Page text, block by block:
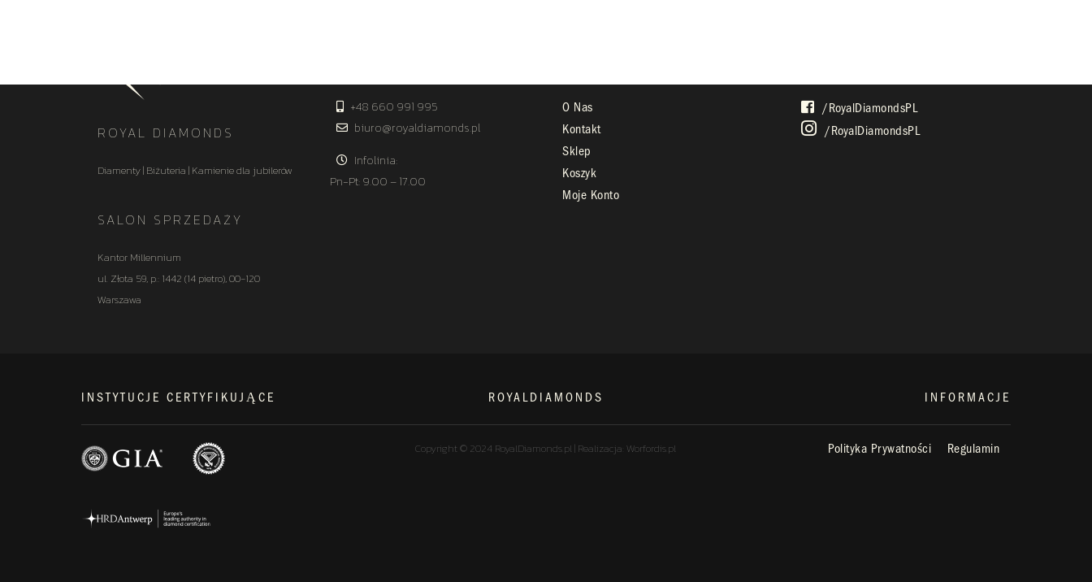
ROYAL DIAMONDS
Diamenty | Biżuteria | Kamienie dla jubilerów
SALON SPRZEDAŻY
Kantor Millennium
ul. Złota 59, p.: 1442 (14 pietro), 00-120
Warszawa
+48 660 991 995
biuro@royaldiamonds.pl
Infolinia:
Pn-Pt: 9.00 – 17.00
O Nas
Kontakt
Sklep
Koszyk
Moje Konto
/royalDiamondsPL
/royalDiamondsPL
INSTYTUCJE CERTYFIKUJĄCE ROYALDIAMONDS
Copyright © 2024 RoyalDiamonds.pl | Realizacja: Worfordis.pl
INFORMACJE
Polityka Prywatności Regulamin